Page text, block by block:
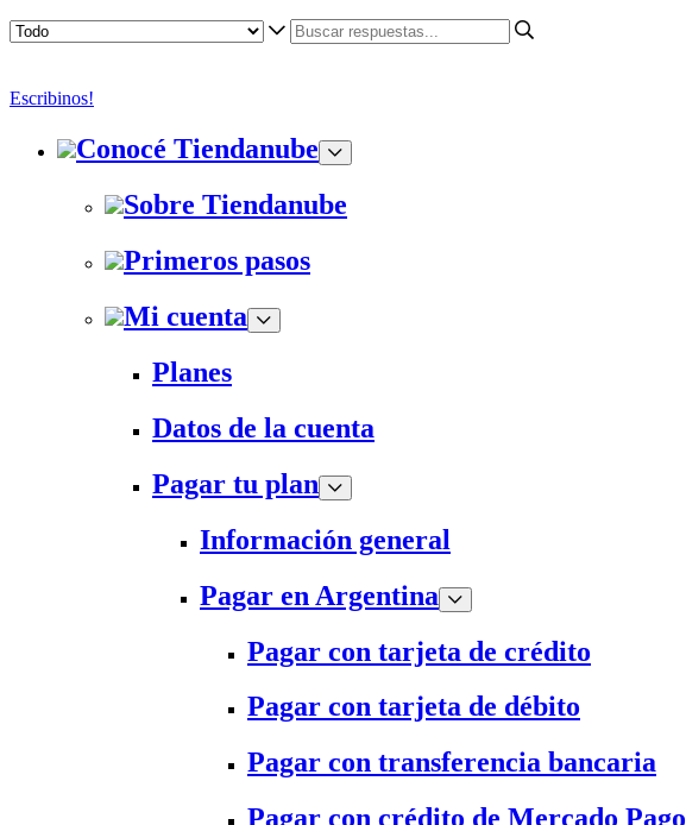
Escribinos!
Conocé Tiendanube
Sobre Tiendanube
Primeros pasos
Mi cuenta
Planes
Datos de la cuenta
Pagar tu plan
Información general
Pagar en Argentina
Pagar con tarjeta de crédito
Pagar con tarjeta de débito
Pagar con transferencia bancaria
Pagar con crédito de Mercado Pago